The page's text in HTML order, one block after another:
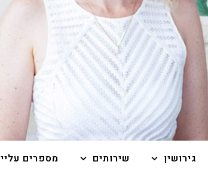
גירושין שירותים מספרים עליי